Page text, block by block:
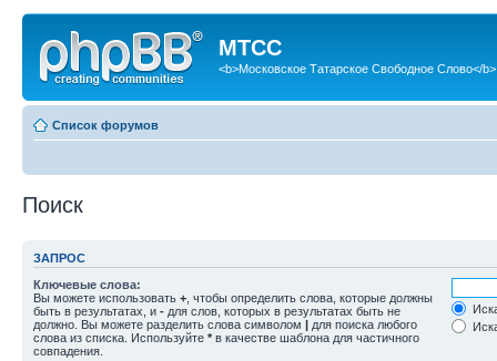
МТСС
<b>Московское Татарское Свободное Слово</b>
Список форумов
Поиск
ЗАПРОС
Ключевые слова:
Вы можете использовать + , чтобы определить слова, которые должны
быть в результатах, и - для слов, которых в результатах быть не
должно. Вы можете разделить слова символом | для поиска любого
слова из списка. Используйте * в качестве шаблона для частичного
совпадения.